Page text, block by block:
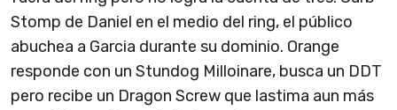
Stomp de Daniel en el medio del ring, el público
abuchea a Garcia durante su dominio. Orange
responde con un Stundog Milloinare, busca un DDT
pero recibe un Dragon Screw que lastima aun más